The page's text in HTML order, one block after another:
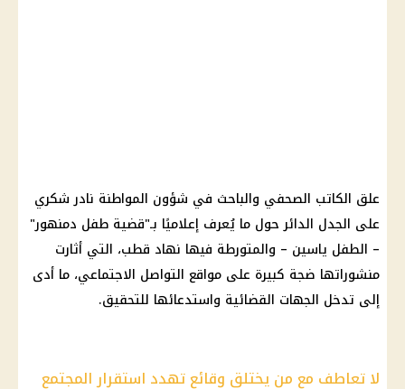
علق الكاتب الصحفي والباحث في شؤون المواطنة نادر شكري
على الجدل الدائر حول ما يُعرف إعلاميًا بـ"قضية طفل دمنهور"
– الطفل ياسين – والمتورطة فيها نهاد قطب، التي أثارت
منشوراتها ضجة كبيرة على مواقع التواصل الاجتماعي، ما أدى
إلى تدخل الجهات القضائية واستدعائها للتحقيق.
لا تعاطف مع من يختلق وقائع تهدد استقرار المجتمع